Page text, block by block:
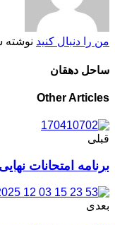
من را دنبال کنید
ساحل دهقان
Other Articles
قبلی
برنامه امتحانات
بعدی